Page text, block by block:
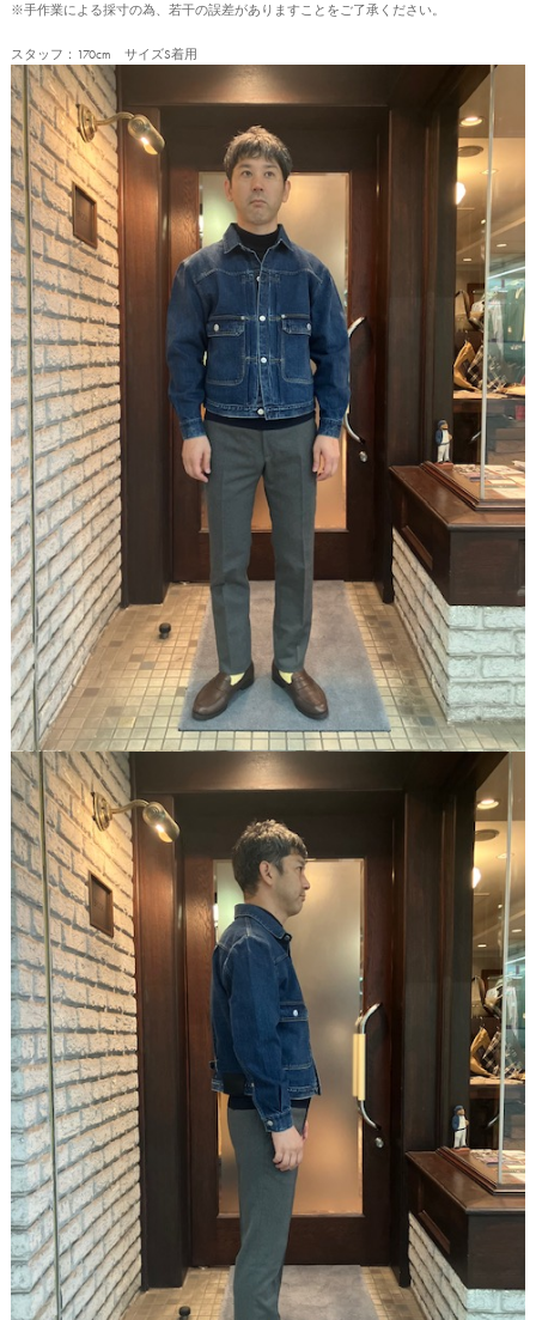
※手作業による採寸の為、若干の誤差がありますことをご了承ください。
スタッフ：170cm サイズS着用